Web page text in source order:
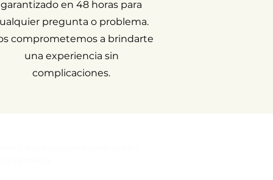
garantizado en 48 horas para
pregunta o problema.
comprometemos a brindarte
una experiencia sin
complicaciones.